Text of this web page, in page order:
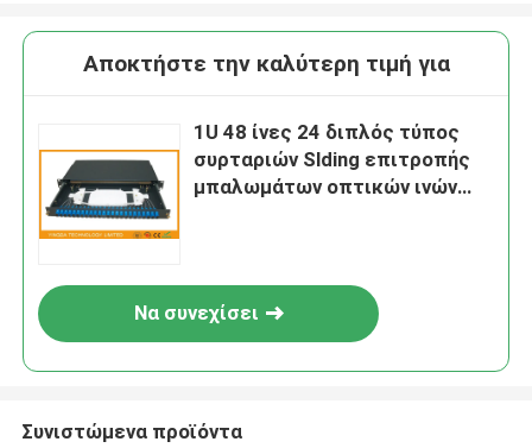
Αποκτήστε την καλύτερη τιμή για
1U 48 ίνες 24 διπλός τύπος
συρταριών Slding επιτροπής
μπαλωμάτων οπτικών ινών
Να συνεχίσει
Συνιστώμενα προϊόντα